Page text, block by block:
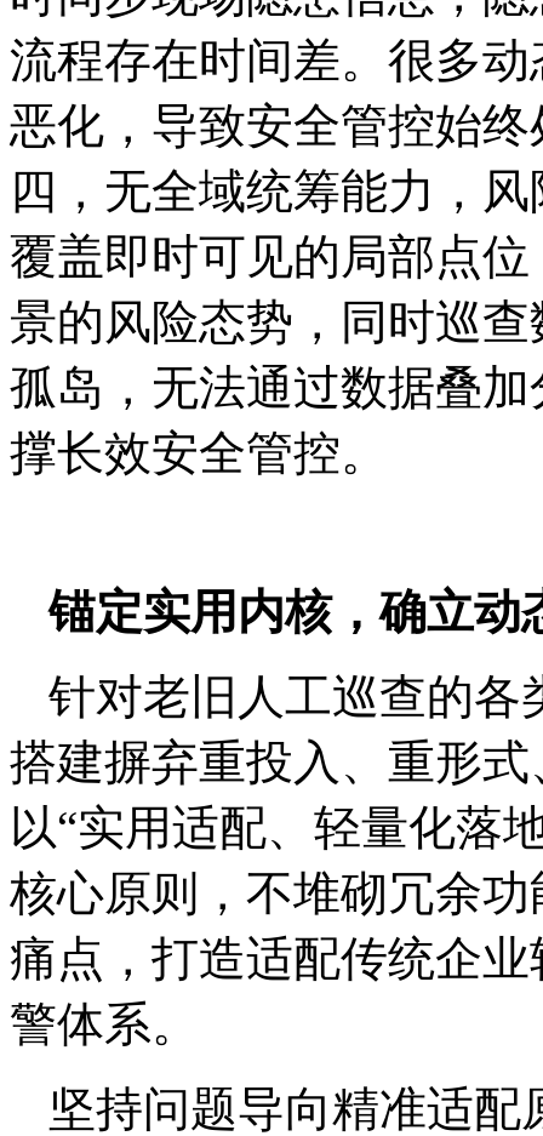
流程存在时间差。很多
恶化，导致安全管控始
四，无全域统筹能力，
覆盖即时可见的局部点
景的风险态势，同时巡
孤岛，无法通过数据叠
撑长效安全管控。
锚定实用内核，确立动
针对老旧人工巡查的各
搭建摒弃重投入、重形
以“实用适配、轻量化落
核心原则，不堆砌冗余
痛点，打造适配传统企
警体系。
坚持问题导向精准适